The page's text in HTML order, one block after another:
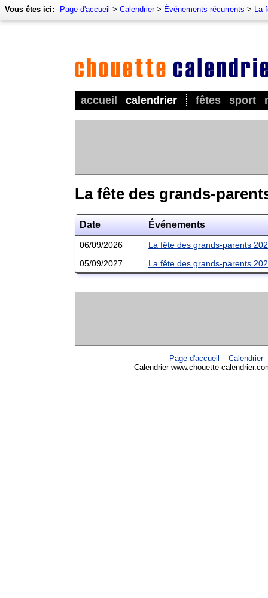
accueil calendrier fêtes sport
Vous êtes ici: Page d'accueil > Calendrier> Événements récurrents > La
La fête des grands-
Date Événements
06/09/2026
La fête des grands-parents
05/09/2027
La fête des grands-parents
Page d'accueil – Calendrier
Calendrier www.chouette-